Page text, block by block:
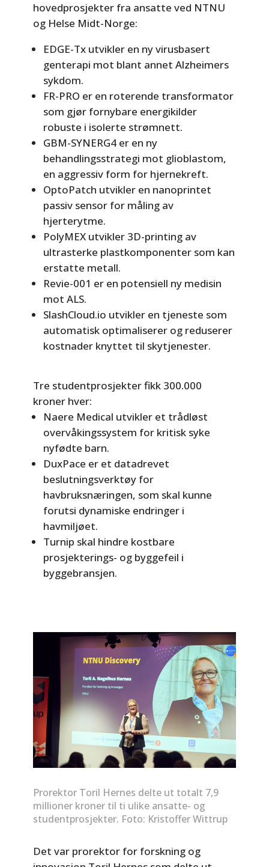
hovedprosjekter fra ansatte ved NTNU
og Helse Midt-Norge:
EDGE-Tx utvikler en ny virusbasert
genterapi mot blant annet Alzheimers
sykdom.
FR-PRO er en roterende transformator
som gjør fornybare energikilder
robuste i isolerte strømnett.
GBM-SYNERG4 er en ny
behandlingsstrategi mot glioblastom,
en aggressiv form for hjernekreft.
OptoPatch utvikler en nanoprintet
passiv sensor for måling av
hjerterytme.
PolyMEX utvikler 3D-printing av
ultrasterke plastkomponenter som kan
erstatte metall.
Revie-001 er en potensiell ny medisin
mot ALS.
SlashCloud.io utvikler en tjeneste som
automatisk optimaliserer og reduserer
kostnader knyttet til skytjenester.
Tre studentprosjekter fikk 300.000
kroner hver:
Naere Medical utvikler et trådløst
overvåkingssystem for kritisk syke
nyfødte barn.
DuxPace er et datadrevet
beslutningsverktøy for
havbruksnæringen, som skal kunne
forutsi dynamiske endringer i
havmiljøet.
Turnip skal hindre kostbare
prosjekterings- og byggefeil i
byggebransjen.
Prorektor Toril Hernes delte ut totalt 7,9
millioner kroner til ti ulike ansatte- og
studentprosjekter. Foto: Kristoffer Wittrup
Det var prorektor for forskning og